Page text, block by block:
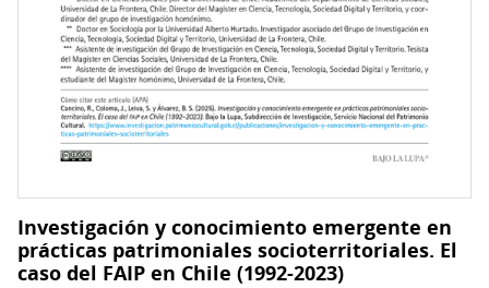
Investigación y conocimiento emergente en
prácticas patrimoniales socioterritoriales. El
caso del FAIP en Chile (1992-2023)